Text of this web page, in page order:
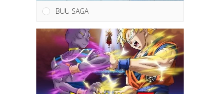
BUU SAGA